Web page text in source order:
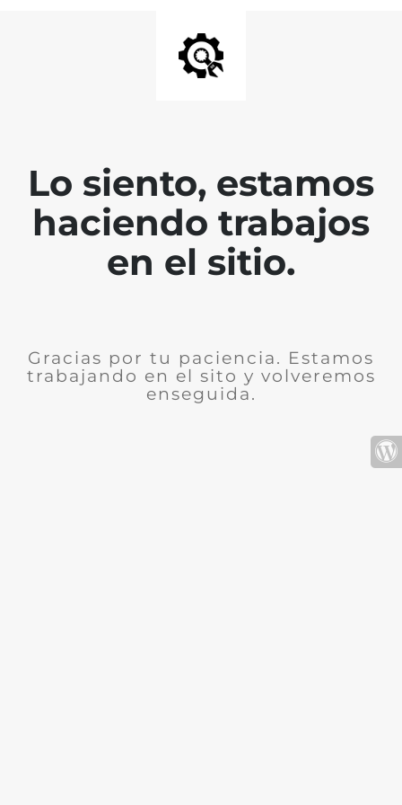
Lo siento, estamos
haciendo trabajos
en el sitio.
Gracias por tu paciencia. Estamos
trabajando en el sito y volveremos
enseguida.